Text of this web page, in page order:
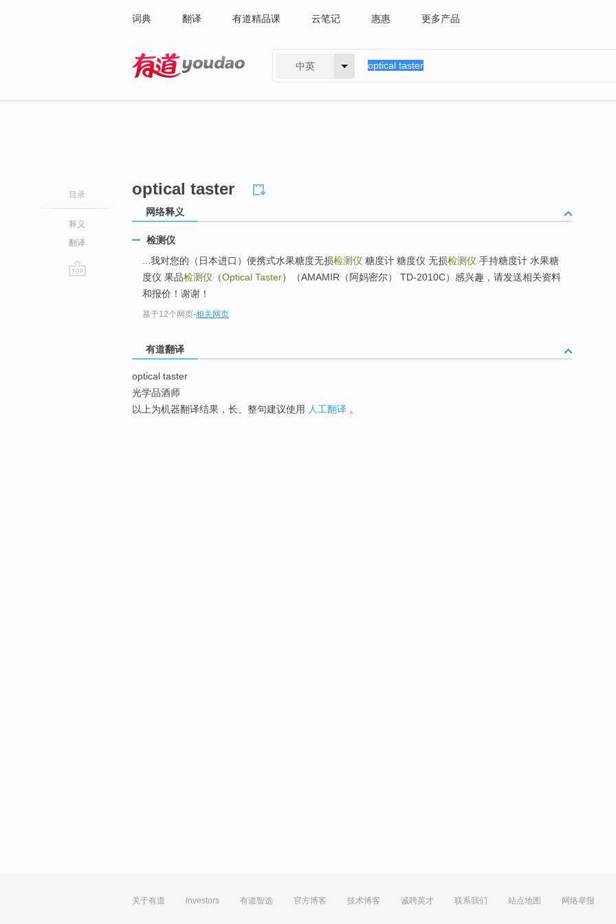
词典 翻译 有道精品课 云笔记 惠惠 更多产品
中英
目录
释义
翻译
optical taster
网络释义
检测仪
...我对您的（日本进口）便携式水果糖度无损检测仪 糖度计 糖度仪 无损检测仪 手持糖度计 水果糖
度仪 果品检测仪 （Optical Taster）（AMAMIR（阿妈密尔） TD-2010C）感兴趣，请发送相关资料
和报价！谢谢！
基于12个网页-相关网页
有道翻译
optical taster
光学品酒师
以上为机器翻译结果，长、整句建议使用 人工翻译 。
关于有道 Investors 有道智选 官方博客 技术博客 诚聘英才 联系我们 站点地图 网络举报